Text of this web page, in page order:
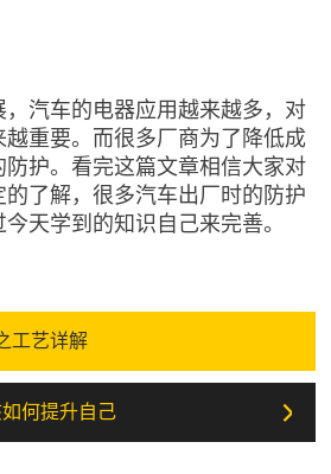
汽车的电器应用越来越多，对
重要。而很多厂商为了降低成
护。看完这篇文章相信大家对
了解，很多汽车出厂时的防护
天学到的知识自己来完善。
工艺详解
何提升自己